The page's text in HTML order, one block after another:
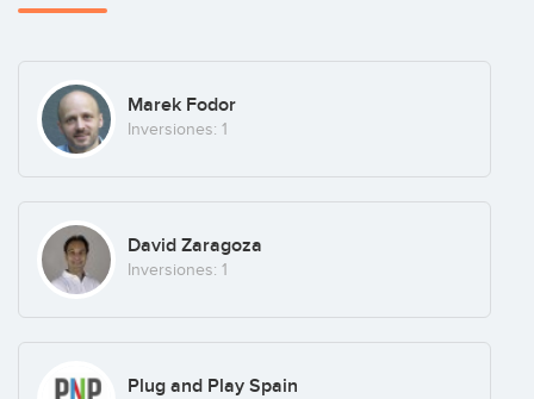
Marek Fodor
Inversiones: 1
David Zaragoza
Inversiones: 1
Plug and Play Spain